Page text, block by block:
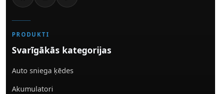
PRODUKTI
Svarīgākās kategorijas
Auto sniega ķēdes
Akumulatori